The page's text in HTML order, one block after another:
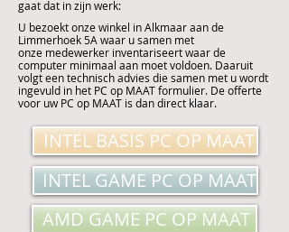
gaat dat in zijn werk:
U bezoekt onze winkel in Alkmaar aan de
Limmerhoek 5A waar u samen met
onze medewerker inventariseert waar de
computer minimaal aan moet voldoen. Daaruit
volgt een technisch advies die samen met u wordt
ingevuld in het PC op MAAT formulier. De offerte
voor uw PC op MAAT is dan direct klaar.
INTEL BASIS PC OP MAAT
INTEL GAME PC OP MAAT
AMD GAME PC OP MAAT